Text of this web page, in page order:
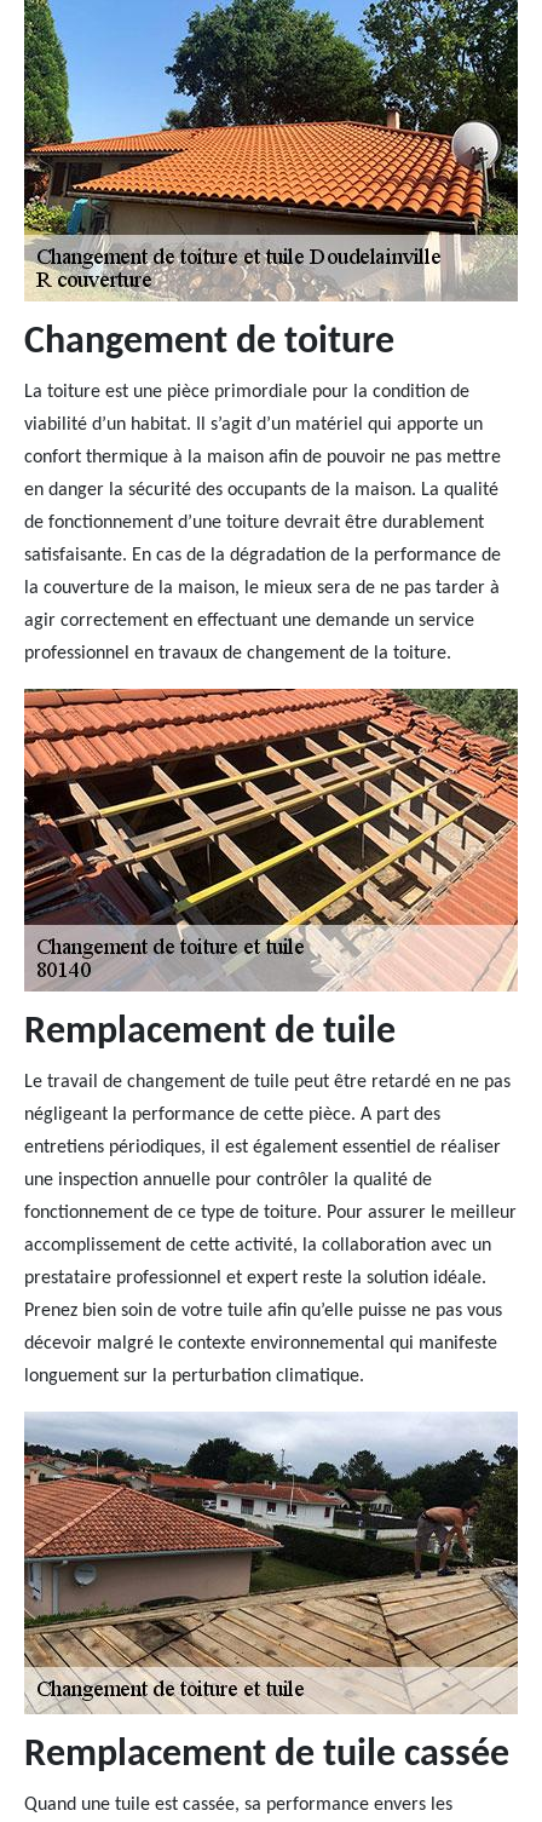
Changement de toiture
La toiture est une pièce primordiale pour la condition de
viabilité d’un habitat. Il s’agit d’un matériel qui apporte un
confort thermique à la maison afin de pouvoir ne pas mettre
en danger la sécurité des occupants de la maison. La qualité
de fonctionnement d’une toiture devrait être durablement
satisfaisante. En cas de la dégradation de la performance de
la couverture de la maison, le mieux sera de ne pas tarder à
agir correctement en effectuant une demande un service
professionnel en travaux de changement de la toiture.
Remplacement de tuile
Le travail de changement de tuile peut être retardé en ne pas
négligeant la performance de cette pièce. A part des
entretiens périodiques, il est également essentiel de réaliser
une inspection annuelle pour contrôler la qualité de
fonctionnement de ce type de toiture. Pour assurer le meilleur
accomplissement de cette activité, la collaboration avec un
prestataire professionnel et expert reste la solution idéale.
Prenez bien soin de votre tuile afin qu’elle puisse ne pas vous
décevoir malgré le contexte environnemental qui manifeste
longuement sur la perturbation climatique.
Remplacement de tuile cassée
Quand une tuile est cassée, sa performance envers les